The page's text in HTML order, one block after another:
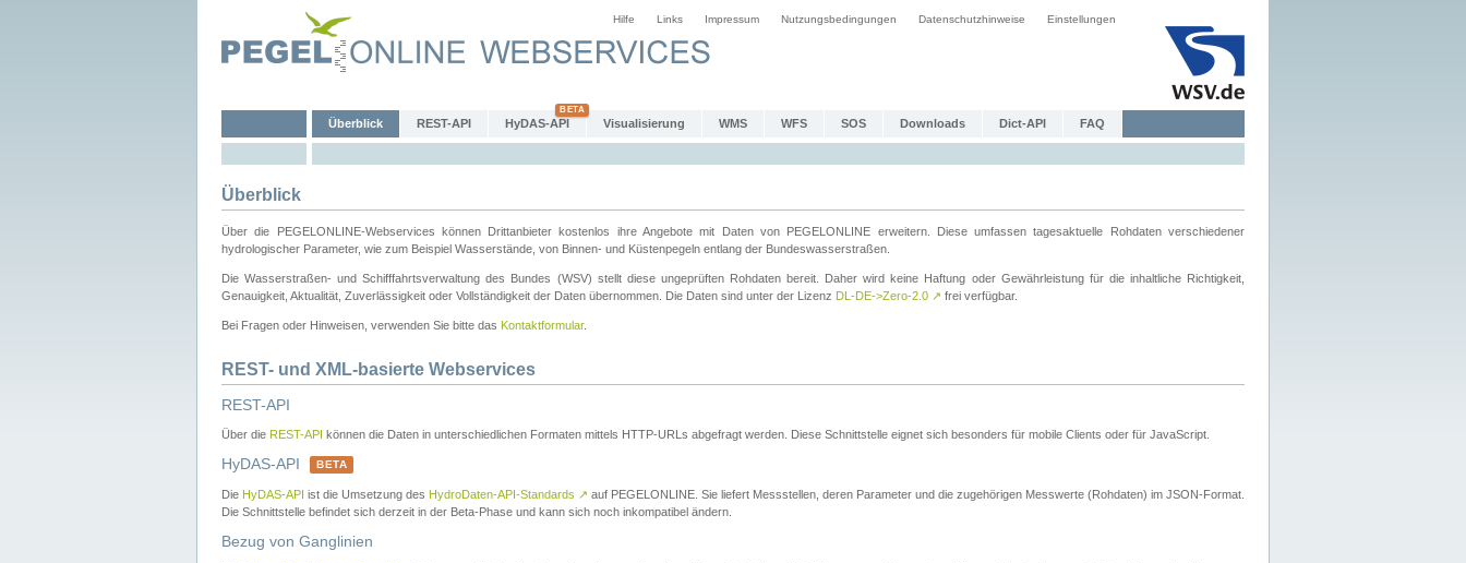
Hilfe Links Impressum Nutzungsbedingungen Datenschutzhinweise Einstellungen
Überblick REST-API HyDAS-API Visualisierung WMS WFS SOS Downloads Dict-API FAQ
Überblick
Über die PEGELONLINE-Webservices können Drittanbieter kostenlos ihre Angebote mit Daten von PEGELONLINE erweitern. Diese umfassen tagesaktuelle Rohdaten verschiedener
hydrologischer Parameter, wie zum Beispiel Wasserstände, von Binnen- und Küstenpegeln entlang der Bundeswasserstraßen.
Die Wasserstraßen- und Schifffahrtsverwaltung des Bundes (WSV) stellt diese ungeprüften Rohdaten bereit. Daher wird keine Haftung oder Gewährleistung für die inhaltliche Richtigkeit,
Genauigkeit, Aktualität, Zuverlässigkeit oder Vollständigkeit der Daten übernommen. Die Daten sind unter der Lizenz DL-DE->Zero-2.0 ↗ frei verfügbar.
Bei Fragen oder Hinweisen, verwenden Sie bitte das Kontaktformular.
REST- und XML-basierte Webservices
REST-API
Über die REST-API können die Daten in unterschiedlichen Formaten mittels HTTP-URLs abgefragt werden. Diese Schnittstelle eignet sich besonders für mobile Clients oder für JavaScript.
HyDAS-API BETA
Die HyDAS-API ist die Umsetzung des HydroDaten-API-Standards ↗ auf PEGELONLINE. Sie liefert Messstellen, deren Parameter und die zugehörigen Messwerte (Rohdaten) im JSON-Format.
Die Schnittstelle befindet sich derzeit in der Beta-Phase und kann sich noch inkompatibel ändern.
Bezug von Ganglinien